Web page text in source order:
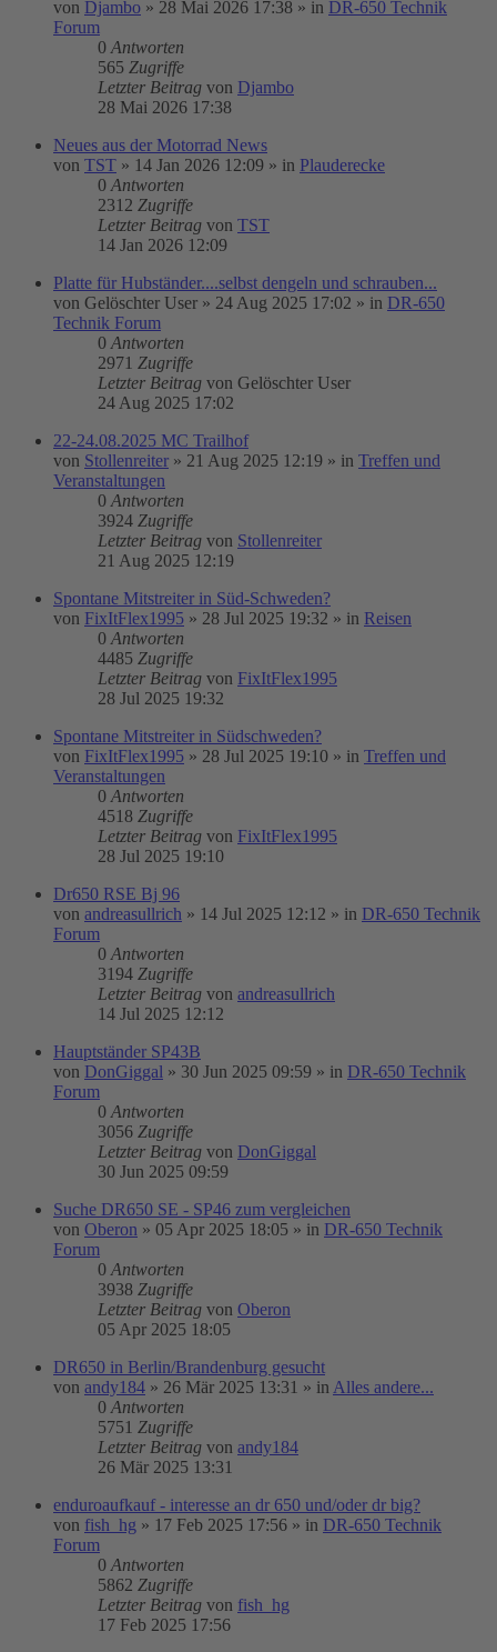
von Djambo » 28 Mai 2026 17:38 » in DR-650 Technik
Forum
0 Antworten
565 Zugriffe
Letzter Beitrag von Djambo
28 Mai 2026 17:38
Neues aus der Motorrad News
von TST » 14 Jan 2026 12:09 » in Plauderecke
0 Antworten
2312 Zugriffe
Letzter Beitrag von TST
14 Jan 2026 12:09
Platte für Hubständer....selbst dengeln und schrauben...
von Gelöschter User » 24 Aug 2025 17:02 » in DR-650
Technik Forum
0 Antworten
2971 Zugriffe
Letzter Beitrag von Gelöschter User
24 Aug 2025 17:02
22-24.08.2025 MC Trailhof
von Stollenreiter » 21 Aug 2025 12:19 » in Treffen und
Veranstaltungen
0 Antworten
3924 Zugriffe
Letzter Beitrag von Stollenreiter
21 Aug 2025 12:19
Spontane Mitstreiter in Süd-Schweden?
von FixItFlex1995 » 28 Jul 2025 19:32 » in Reisen
0 Antworten
4485 Zugriffe
Letzter Beitrag von FixItFlex1995
28 Jul 2025 19:32
Spontane Mitstreiter in Südschweden?
von FixItFlex1995 » 28 Jul 2025 19:10 » in Treffen und
Veranstaltungen
0 Antworten
4518 Zugriffe
Letzter Beitrag von FixItFlex1995
28 Jul 2025 19:10
Dr650 RSE Bj 96
von andreasullrich » 14 Jul 2025 12:12 » in DR-650 Technik
Forum
0 Antworten
3194 Zugriffe
Letzter Beitrag von andreasullrich
14 Jul 2025 12:12
Hauptständer SP43B
von DonGiggal » 30 Jun 2025 09:59 » in DR-650 Technik
Forum
0 Antworten
3056 Zugriffe
Letzter Beitrag von DonGiggal
30 Jun 2025 09:59
Suche DR650 SE - SP46 zum vergleichen
von Oberon » 05 Apr 2025 18:05 » in DR-650 Technik
Forum
0 Antworten
3938 Zugriffe
Letzter Beitrag von Oberon
05 Apr 2025 18:05
DR650 in Berlin/Brandenburg gesucht
von andy184 » 26 Mär 2025 13:31 » in Alles andere...
0 Antworten
5751 Zugriffe
Letzter Beitrag von andy184
26 Mär 2025 13:31
enduroaufkauf - interesse an dr 650 und/oder dr big?
von fish_hg » 17 Feb 2025 17:56 » in DR-650 Technik
Forum
0 Antworten
5862 Zugriffe
Letzter Beitrag von fish_hg
17 Feb 2025 17:56